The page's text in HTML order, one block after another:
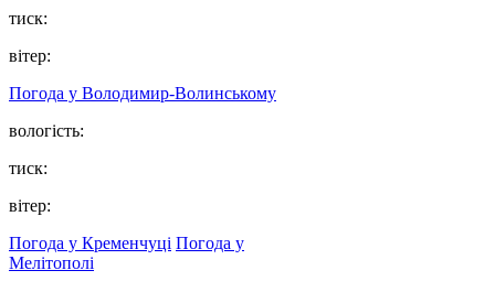
тиск:
вітер:
Погода у Володимир-Волинському
вологість:
тиск:
вітер:
Погода у Кременчуці Погода у
Мелітополі